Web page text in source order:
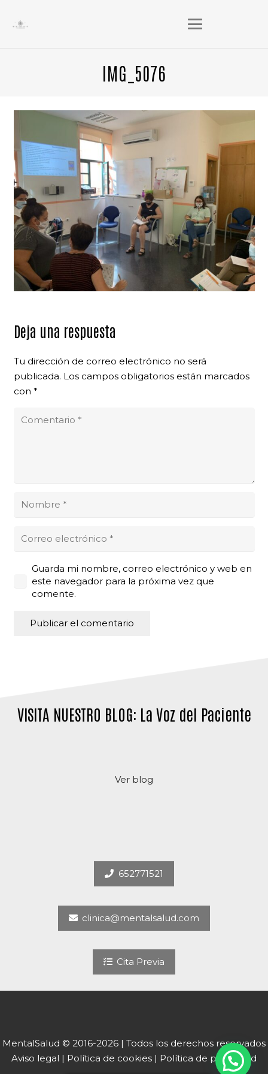
IMG_5076
Deja una respuesta
Tu dirección de correo electrónico no será
publicada. Los campos obligatorios están marcados
con *
Guarda mi nombre, correo electrónico y web en
este navegador para la próxima vez que
comente.
Publicar el comentario
VISITA NUESTRO BLOG: La Voz del Paciente
Ver blog
652771521
clinica@mentalsalud.com
Cita Previa
MentalSalud © 2016-2026 | Todos los derechos reservados
Aviso legal | Política de cookies | Política de privacidad